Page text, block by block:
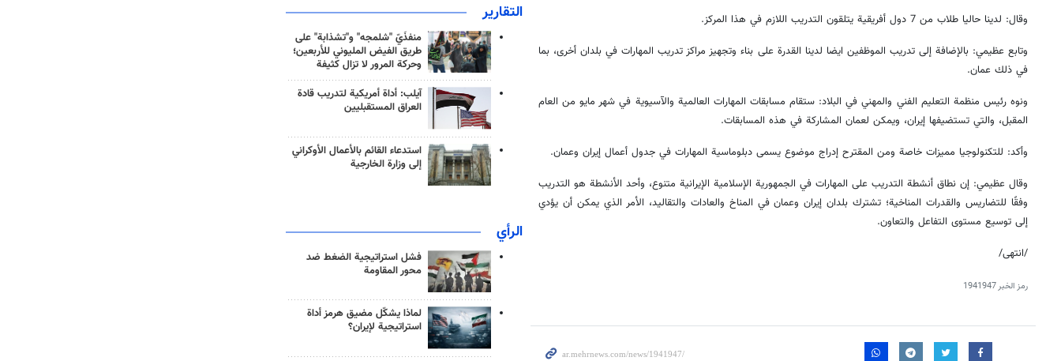
وقال: لدينا حاليا طلاب من 7 دول أفريقية يتلقون التدريب اللازم في هذا المركز.
وتابع عظيمي: بالإضافة إلى تدريب الموظفين ايضا لدينا القدرة على بناء وتجهيز مراكز تدريب المهارات في بلدان أخرى، بما
في ذلك عمان.
ونوه رئيس منظمة التعليم الفني والمهني في البلاد: ستقام مسابقات المهارات العالمية والآسيوية في شهر مايو من العام
المقبل، والتي تستضيفها إيران، ويمكن لعمان المشاركة في هذه المسابقات.
وأكد: للتكنولوجيا مميزات خاصة ومن المقترح إدراج موضوع يسمى دبلوماسية المهارات في جدول أعمال إيران وعمان.
وقال عظيمي: إن نطاق أنشطة التدريب على المهارات في الجمهورية الإسلامية الإيرانية متنوع، وأحد الأنشطة هو التدريب
وفقًا للتضاريس والقدرات المناخية؛ تشترك بلدان إيران وعمان في المناخ والعادات والتقاليد، الأمر الذي يمكن أن يؤدي
إلى توسيع مستوى التفاعل والتعاون.
/انتهى/
رمز الخبر1941947
التقارير
منفذَيّ "شلمجه" و"تشذابة" على
طريق الفيض المليوني للأربعين؛
وحركة المرور لا تزال كثيفة
آيلب: أداة أمريكية لتدريب قادة
العراق المستقبليين
استدعاء القائم بالأعمال الأوكراني
إلى وزارة الخارجية
الرأي
فشل استراتيجية الضغط ضد
محور المقاومة
لماذا يشكّل مضيق هرمز أداة
استراتيجية لإيران؟